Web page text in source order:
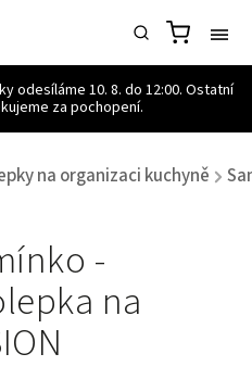
na organizaci kuchyně /
-
na